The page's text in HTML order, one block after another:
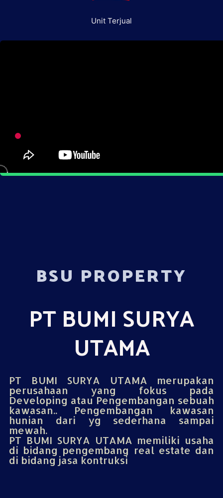
Unit Terjual
BSU PROPERTY
PT BUMI SURYA
UTAMA
PT BUMI SURYA UTAMA merupakan
perusahaan yang fokus pada
Developing atau Pengembangan sebuah
kawasan.. Pengembangan kawasan
hunian dari yg sederhana sampai
mewah.
PT BUMI SURYA UTAMA memiliki usaha
di bidang pengembang real estate dan
di bidang jasa kontruksi